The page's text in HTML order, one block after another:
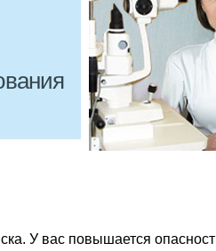
У вас повышается